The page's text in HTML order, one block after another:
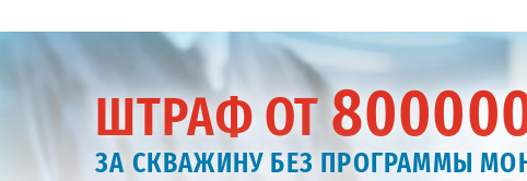
ШТРАФ ОТ
ЗА СКВАЖИНУ БЕЗ ПРОГРАММЫ